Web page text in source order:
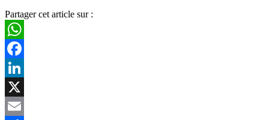
Partager cet article sur :
WhatsApp
Facebook
LinkedIn
X